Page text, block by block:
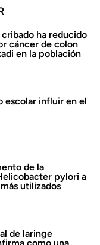
ha reducido
cáncer de colon
en la población
escolar influir en el
de la
pylori a
utilizados
de laringe
como una